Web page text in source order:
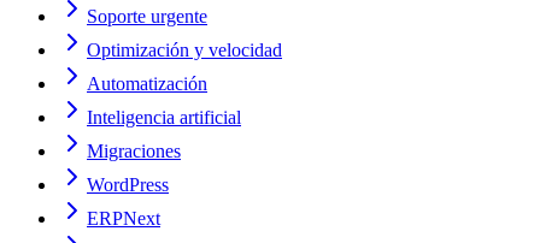
Soporte urgente
Optimización y velocidad
Automatización
Inteligencia artificial
Migraciones
WordPress
ERPNext